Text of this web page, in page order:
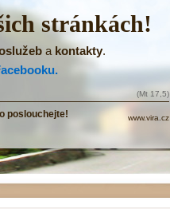
stránkách!
a kontakty.
poslouchejte!
(Mt 17,5)
www.vira.cz